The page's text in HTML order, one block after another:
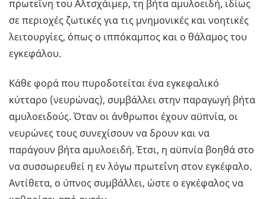
πρωτεΐνη του Αλτσχάιμερ, τη βήτα αμυλοειδή, ιδίως
σε περιοχές ζωτικές για τις μνημονικές και νοητικές
λειτουργίες, όπως ο ιππόκαμπος και ο θάλαμος του
εγκεφάλου.
Κάθε φορά που πυροδοτείται ένα εγκεφαλικό
κύτταρο (νευρώνας), συμβάλλει στην παραγωγή βήτα
αμυλοειδούς. Όταν οι άνθρωποι έχουν αϋπνία, οι
νευρώνες τους συνεχίσουν να δρουν και να
παράγουν βήτα αμυλοειδή. Έτσι, η αϋπνία βοηθά στο
να συσσωρευθεί η εν λόγω πρωτεΐνη στον εγκέφαλο.
Αντίθετα, ο ύπνος συμβάλλει, ώστε ο εγκέφαλος να